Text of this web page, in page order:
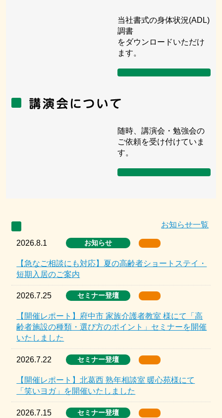
当社書式の身体状況(ADL)
調書
をダウンロードいただけ
ます。
随時、講演会・勉強会の
ご依頼を受け付けていま
す。
お知らせ一覧
2026.8.1 お知らせ
【急なご相談にも対応】夏の高齢者ショートステイ・
短期入居のご案内
2026.7.25 セミナー登壇
【開催レポート】府中市 家族介護者教室 様にて「高
齢者施設の種類・選び方のポイント」セミナーを開催
いたしました
2026.7.22 セミナー登壇
【開催レポート】北葛西 熟年相談室 暖心苑様にて
「笑いヨガ」を開催いたしました
2026.7.15 セミナー登壇